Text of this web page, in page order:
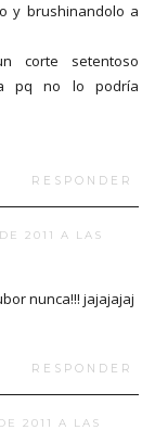
y brushinandolo a
corte setentoso
pq no lo podría
RESPONDER
2011 A LAS
nunca!!! jajajajaj
RESPONDER
2011 A LAS